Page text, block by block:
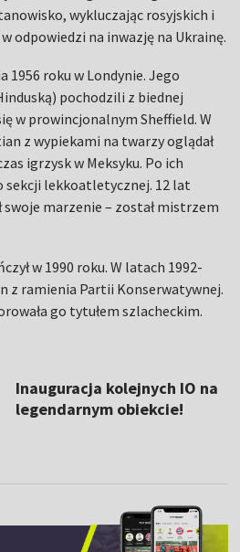
wykluczając rosyjskich i
odpowiedzi na inwazję na Ukrainę.
1956 roku w Londynie. Jego
pochodzili z biednej
w prowincjonalnym Sheffield. W
z wypiekami na twarzy oglądał
igrzysk w Meksyku. Po ich
sekcji lekkoatletycznej. 12 lat
swoje marzenie – został mistrzem
w 1990 roku. W latach 1992-
z ramienia Partii Konserwatywnej.
go tytułem szlacheckim.
Inauguracja kolejnych IO na
legendarnym obiekcie!